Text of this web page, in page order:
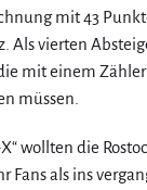
mit 43
Als vierten
mit einem
müssen.
wollten die
Fans als ins